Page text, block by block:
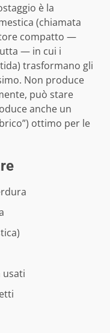
è la
(chiamata
compatto —
— in cui i
trasformano gli
Non produce
può stare
anche un
ottimo per le
usati